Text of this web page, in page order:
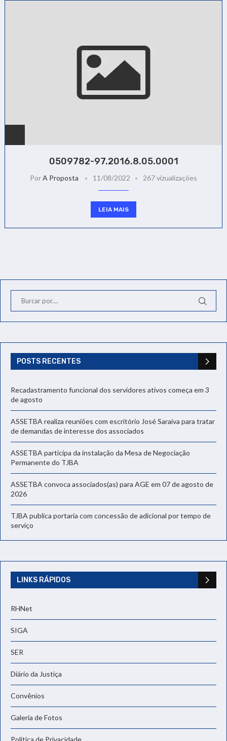
0509782-97.2016.8.05.0001
PorA Proposta 11/08/2022 267 vizualizações
LEIA MAIS
POSTS RECENTES
Recadastramento funcional dos servidores ativos começa em 3
de agosto
ASSETBA realiza reuniões com escritório José Saraiva para tratar
de demandas de interesse dos associados
ASSETBA participa da instalação da Mesa de Negociação
Permanente do TJBA
ASSETBA convoca associados(as) para AGE em 07 de agosto de
2026
TJBA publica portaria com concessão de adicional por tempo de
serviço
LINKS RÁPIDOS
RHNet
SIGA
SER
Diário da Justiça
Convênios
Galeria de Fotos